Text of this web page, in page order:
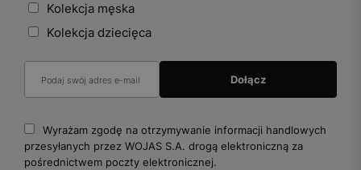
Kolekcja męska
Kolekcja dziecięca
Wyrażam zgodę na otrzymywanie informacji handlowych
przesyłanych przez WOJAS S.A. drogą elektroniczną za
pośrednictwem poczty elektronicznej.